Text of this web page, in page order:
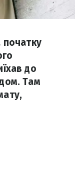
початку
до
Там